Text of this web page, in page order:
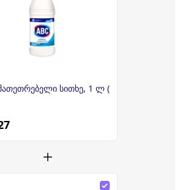
სითხე, 1 ლ (